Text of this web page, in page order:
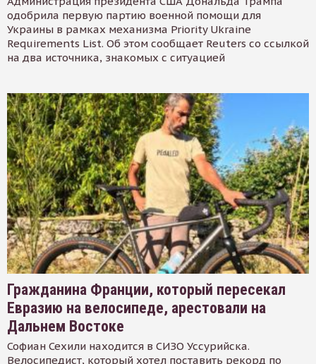
одобрила первую партию военной помощи для
Украины в рамках механизма Priority Ukraine
Requirements List. Об этом сообщает Reuters со ссылкой
на два источника, знакомых с ситуацией
Гражданина Франции, который пересекал
Евразию на велосипеде, арестовали на
Дальнем Востоке
Софиан Сехили находится в СИЗО Уссурийска.
Велосипедист, который хотел поставить рекорд по